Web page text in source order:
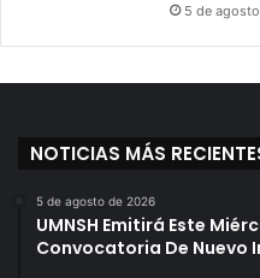
5 de
NOTICIAS MÁS
5 de agosto de 2026
UMNSH Emitirá Este
Convocatoria De Nuevo